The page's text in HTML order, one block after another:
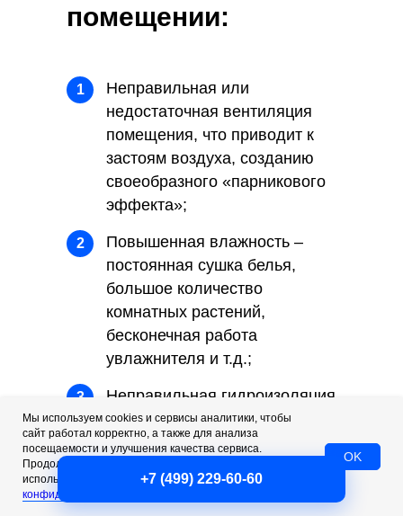
помещении:
1
Неправильная или
недостаточная вентиляция
помещения, что приводит к
застоям воздуха, созданию
своеобразного «парникового
эффекта»;
2
Повышенная влажность –
постоянная сушка белья,
большое количество
комнатных растений,
бесконечная работа
увлажнителя и т.д.;
3
Неправильная гидроизоляция
гипсокартона – листы
гипсакатрона, которые
утепления и отделки стен, в
случае ошибок монтажа,
+7 (499) 229-60-60
Мы используем cookies и сервисы аналитики, чтобы
сайт работал корректно, а также для анализа
посещаемости и улучшения качества сервиса.
Продолжая пользоваться сайтом, вы соглашаетесь с
использованием cookies. Подробнее — вПолитике
конфиденциальности
OK